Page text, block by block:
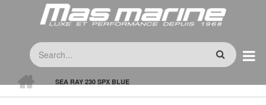
contentSearch
BREADCRUMB
SEA RAY 230 SPX BLUE